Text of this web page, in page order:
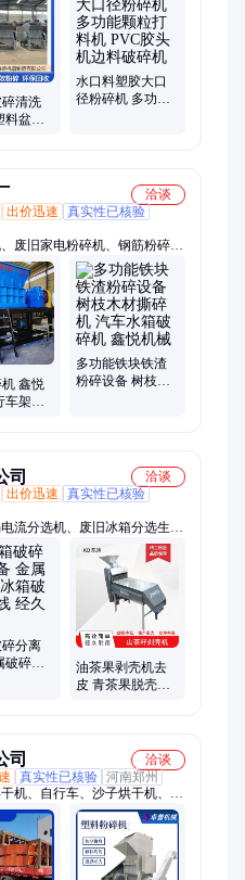
清洗
料盆粉
水口料塑胶大口
径粉碎机 多功能
洽谈
出价迅速
真实性已核验
废旧家电粉碎机、钢筋粉碎
型免烧砖机、彩钢瓦粉碎机、
鑫悦
车架破
多功能铁块铁渣
粉碎设备 树枝木
司
洽谈
出价迅速
真实性已核验
流分选机、废旧冰箱分选生产
、600型铜米机、断桥铝分选
轴撕碎机、粉碎机、全自动铜
机、榨油机、液压龙门剪、凉
机、烘干机、干式铜米机、铜
碎机
分离
破碎机
油茶果剥壳机去
皮 青茶果脱壳机
司
洽谈
真实性已核验 河南郑州
机、自行车、沙子烘干机、煤
无害化处理、铝灰处理设备、
、秸秆炭化炉